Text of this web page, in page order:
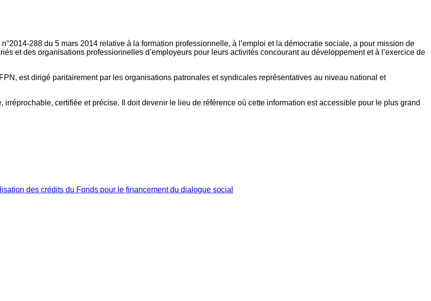
288 du 5 mars 2014 relative à la formation professionnelle, à l’emploi et la démocratie sociale, a pour mission de
et des organisations professionnelles d’employeurs pour leurs activités concourant au développement et à l’exercice de
est dirigé paritairement par les organisations patronales et syndicales représentatives au niveau national et
irréprochable, certifiée et précise. Il doit devenir le lieu de référence où cette information est accessible pour le plus grand
des crédits du Fonds pour le financement du dialogue social